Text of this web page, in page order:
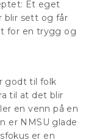
Et eget
blir sett og får
for en trygg og
godt til folk
til at det blir
en venn på en
er NMSU glade
er en